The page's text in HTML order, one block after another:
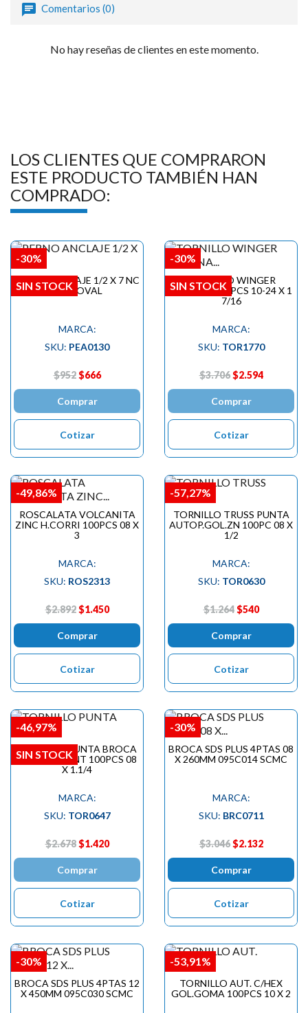
Comentarios (0)
No hay reseñas de clientes en este momento.
LOS CLIENTES QUE COMPRARON
ESTE PRODUCTO TAMBIÉN HAN
COMPRADO:
PERNO ANCLAJE 1/2 X 7 NC
PERNOVAL
MARCA:
SKU: PEA0130
$952 $666
Comprar
Cotizar
-30%
SIN STOCK
TORNILLO WINGER
C/PLANA 100PCS 10-24 X 1
7/16
MARCA:
SKU: TOR1770
$3.706 $2.594
Comprar
Cotizar
-30%
SIN STOCK
ROSCALATA VOLCANITA
ZINC H.CORRI 100PCS 08 X
3
MARCA:
SKU: ROS2313
$2.892 $1.450
Comprar
Cotizar
-49,86%
TORNILLO TRUSS PUNTA
AUTOP.GOL.ZN 100PC 08 X
1/2
MARCA:
SKU: TOR0630
$1.264 $540
Comprar
Cotizar
-57,27%
TORNILLO PUNTA BROCA
FIBROCEMENT 100PCS 08
X 1.1/4
MARCA:
SKU: TOR0647
$2.678 $1.420
Comprar
Cotizar
-46,97%
SIN STOCK
BROCA SDS PLUS 4PTAS 08
X 260MM 095C014 SCMC
MARCA:
SKU: BRC0711
$3.046 $2.132
Comprar
Cotizar
-30%
BROCA SDS PLUS 4PTAS 12
X 450MM 095C030 SCMC
-30%
TORNILLO AUT. C/HEX
GOL.GOMA 100PCS 10 X 2
-53,91%